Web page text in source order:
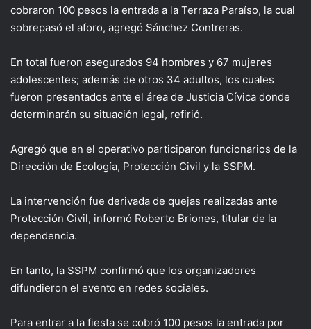
cobraron 100 pesos la entrada a la Terraza Paraíso, la cual
sobrepasó el aforo, agregó Sánchez Contreras.
En total fueron asegurados 94 hombres y 67 mujeres
adolescentes; además de otros 34 adultos, los cuales
fueron presentados ante el área de Justicia Cívica donde
determinarán su situación legal, refirió.
Agregó que en el operativo participaron funcionarios de la
Dirección de Ecología, Protección Civil y la SSPM.
La intervención fue derivada de quejas realizadas ante
Protección Civil, informó Roberto Briones, titular de la
dependencia.
En tanto, la SSPM confirmó que los organizadores
difundieron el evento en redes sociales.
Para entrar a la fiesta se cobró 100 pesos la entrada por